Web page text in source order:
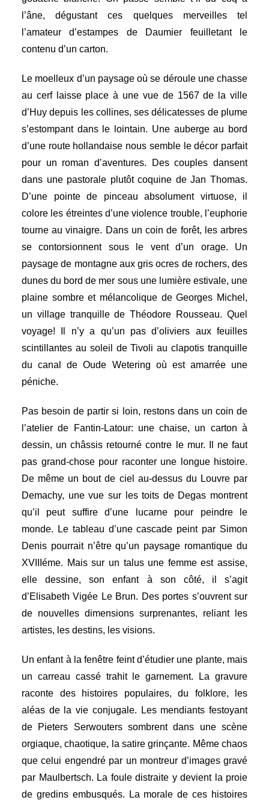
l’âne, dégustant ces quelques merveilles tel
l’amateur d’estampes de Daumier feuilletant le
contenu d’un carton.
Le moelleux d’un paysage où se déroule une chasse
au cerf laisse place à une vue de 1567 de la ville
d’Huy depuis les collines, ses délicatesses de plume
s’estompant dans le lointain. Une auberge au bord
d’une route hollandaise nous semble le décor parfait
pour un roman d’aventures. Des couples dansent
dans une pastorale plutôt coquine deJan Thomas.
D’une pointe de pinceau absolument virtuose, il
colore les étreintes d’une violence trouble, l’euphorie
tourne au vinaigre. Dans un coin de forêt, les arbres
se contorsionnent sous le vent d’un orage. Un
paysage de montagne aux gris ocres de rochers, des
dunes du bord de mer sous une lumière estivale, une
plaine sombre et mélancolique de Georges Michel,
un village tranquille de Théodore Rousseau. Quel
voyage! Il n’y a qu’un pas d’oliviers aux feuilles
scintillantes au soleil de Tivoli au clapotis tranquille
du canal de Oude Wetering où est amarrée une
péniche.
Pas besoin de partir si loin, restons dans un coin de
l’atelier de Fantin-Latour: une chaise, un carton à
dessin, un châssis retourné contre le mur. Il ne faut
pas grand-chose pour raconter une longue histoire.
De même un bout de ciel au-dessus du Louvre par
Demachy, une vue sur les toits de Degas montrent
qu’il peut suffire d’une lucarne pour peindre le
monde. Le tableau d’une cascade peint par Simon
Denis pourrait n’être qu’un paysage romantique du
XVIIIéme. Mais sur un talus une femme est assise,
elle dessine, son enfant à son côté, il s’agit
d’Elisabeth Vigée Le Brun. Des portes s’ouvrent sur
de nouvelles dimensions surprenantes, reliant les
artistes, les destins, les visions.
Un enfant à la fenêtre feint d’étudier une plante, mais
un carreau cassé trahit le garnement. La gravure
raconte des histoires populaires, du folklore, l es
aléas de la vie conjugale. Les mendiants festoyant
de Pieters Serwouters sombrent dans une scène
orgiaque, chaotique, la satire grinçante. Même chaos
que celui engendré par un montreur d’images gravé
par Maulbertsch. La foule distraite y devient la proie
de gredins embusqués. La morale de ces histoires